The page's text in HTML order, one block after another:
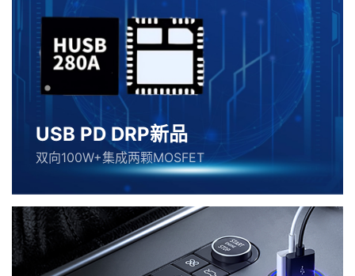
USB PD DRP新品
双向100W+集成两颗MOSFET